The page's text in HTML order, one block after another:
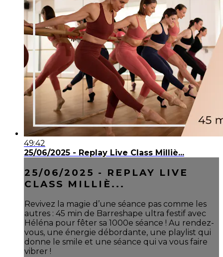
49:42
25/06/2025 - Replay Live Class Milliè...
25/06/2025 - REPLAY LIVE
CLASS MILLIÈ...
Revivez la magie d’une séance pas comme les
autres : 45 min de Barreshape ultra festif avec
Héléna pour fêter sa 1000e séance ! Au rendez-
vous, une énergie débordante, une playlist qui
donne le smile et une séance qui va vous faire
vibrer !